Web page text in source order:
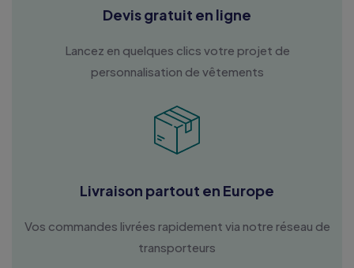
Devis gratuit en ligne
Lancez en quelques clics votre projet de
personnalisation de vêtements
Livraison partout en Europe
Vos commandes livrées rapidement via notre réseau de
transporteurs